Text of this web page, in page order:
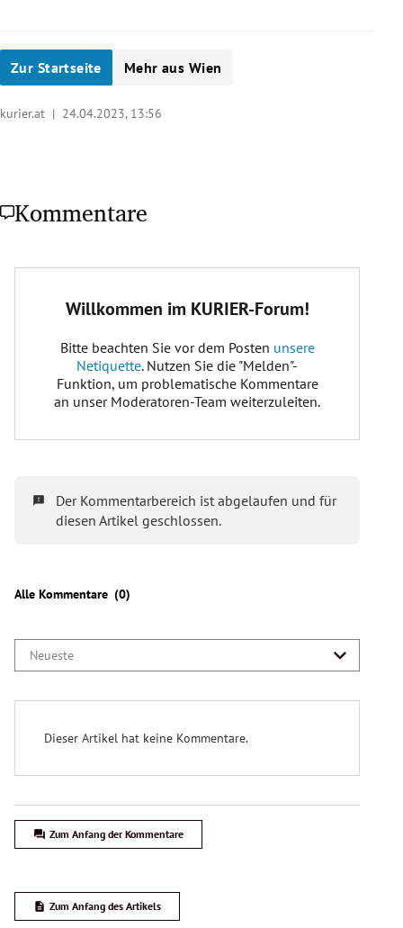
Zur Startseite Mehr aus Wien
kurier.at | 24.04.2023, 13:56
Kommentare